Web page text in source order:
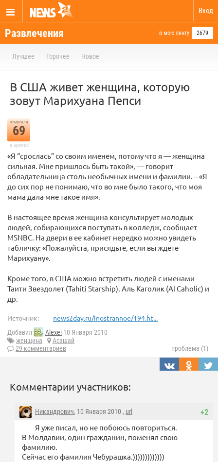
Вход
Развлечения в мою ленту 2679
Лучшее Горячее Новое
В США живет женщина, которую
зовут Марихуана Пепси
отметили
69
в архиве
«Я “срослась” со своим именем, потому что я — женщина
сильная. Мне пришлось быть такой», — говорит
обладательница столь необычных имени и фамилии. – «Я
до сих пор не понимаю, что во мне было такого, что моя
мама дала мне такое имя».
В настоящее время женщина консультирует молодых
людей, собирающихся поступать в колледж, сообщает
MSNBC. На двери в ее кабинет нередко можно увидеть
табличку: «Пожалуйста, присядьте, если вы ждете
Марихуану».
Кроме того, в США можно встретить людей с именами
Таити Звездолет (Tahiti Starship), Аль Каголик (Al Caholic) и
др.
Источник: news2day.ru/inostrannoe/194.ht...
Добавил Alexei 10 Января 2010
женщина
Асашай
29 комментариев
проблема (1)
Комментарии участников:
+2
Никандрович, 10 Января 2010 , url
Я уже писал, но не побоюсь повториться.
В Молдавии, один гражданин, поменял свою
фамилию.
Сейчас его фамилия Чебурашка.)))))))))))))